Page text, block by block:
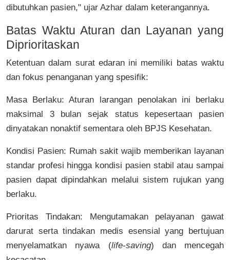
dibutuhkan pasien," ujar Azhar dalam keterangannya.
Batas Waktu Aturan dan Layanan yang
Diprioritaskan
Ketentuan dalam surat edaran ini memiliki batas waktu
dan fokus penanganan yang spesifik:
Masa Berlaku: Aturan larangan penolakan ini berlaku
maksimal 3 bulan sejak status kepesertaan pasien
dinyatakan nonaktif sementara oleh BPJS Kesehatan.
Kondisi Pasien: Rumah sakit wajib memberikan layanan
standar profesi hingga kondisi pasien stabil atau sampai
pasien dapat dipindahkan melalui sistem rujukan yang
berlaku.
Prioritas Tindakan: Mengutamakan pelayanan gawat
darurat serta tindakan medis esensial yang bertujuan
menyelamatkan nyawa (life-saving) dan mencegah